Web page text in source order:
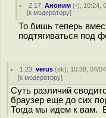
2.17 ,Аноним (-), 10:24,
[к модератору]
То бишь теперь
подтягиваться под
1.23 ,verus (ok), 10:38, 04/
[к модератору]
Суть различий
браузер еще до сих
Тогда мы идем к вам.